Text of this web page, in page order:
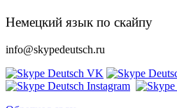
Немецкий язык по скайпу
info@skypedeutsch.ru